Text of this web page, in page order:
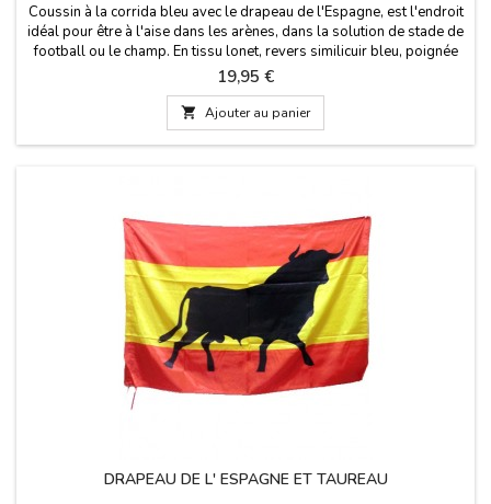
Coussin à la corrida bleu avec le drapeau de l'Espagne, est l'endroit
idéal pour être à l'aise dans les arènes, dans la solution de stade de
football ou le champ. En tissu lonet, revers similicuir bleu, poignée
en cuir et fermeture éclair. Te garantir les meilleurs matériaux de
qualité. Fabriqué en Espagne. Lavable à l'eau froide.
Prix
19,95 €
 Ajouter au panier
DRAPEAU DE L' ESPAGNE ET TAUREAU